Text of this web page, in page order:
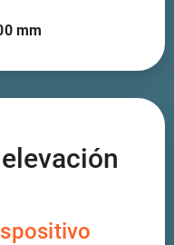
mm